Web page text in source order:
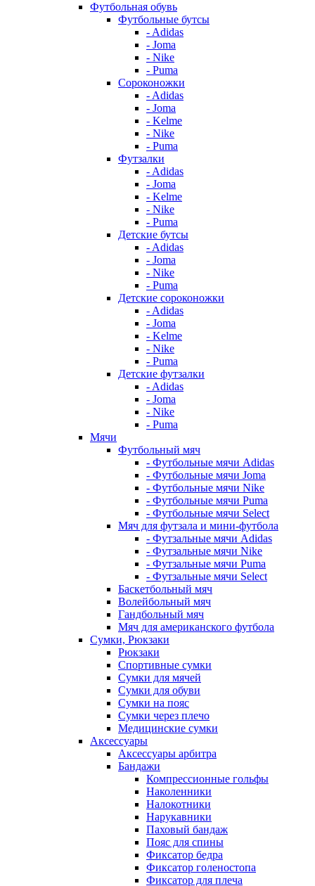
Футбольная обувь
Футбольные бутсы
- Adidas
- Joma
- Nike
- Puma
Сороконожки
- Adidas
- Joma
- Kelme
- Nike
- Puma
Футзалки
- Adidas
- Joma
- Kelme
- Nike
- Puma
Детские бутсы
- Adidas
- Joma
- Nike
- Puma
Детские сороконожки
- Adidas
- Joma
- Kelme
- Nike
- Puma
Детские футзалки
- Adidas
- Joma
- Nike
- Puma
Мячи
Футбольный мяч
- Футбольные мячи Adidas
- Футбольные мячи Joma
- Футбольные мячи Nike
- Футбольные мячи Puma
- Футбольные мячи Select
Мяч для футзала и мини-футбола
- Футзальные мячи Adidas
- Футзальные мячи Nike
- Футзальные мячи Puma
- Футзальные мячи Select
Баскетбольный мяч
Волейбольный мяч
Гандбольный мяч
Мяч для американского футбола
Сумки, Рюкзаки
Рюкзаки
Спортивные сумки
Сумки для мячей
Сумки для обуви
Сумки на пояс
Сумки через плечо
Медицинские сумки
Аксессуары
Аксессуары арбитра
Бандажи
Компрессионные гольфы
Наколенники
Налокотники
Нарукавники
Паховый бандаж
Пояс для спины
Фиксатор бедра
Фиксатор голеностопа
Фиксатор для плеча